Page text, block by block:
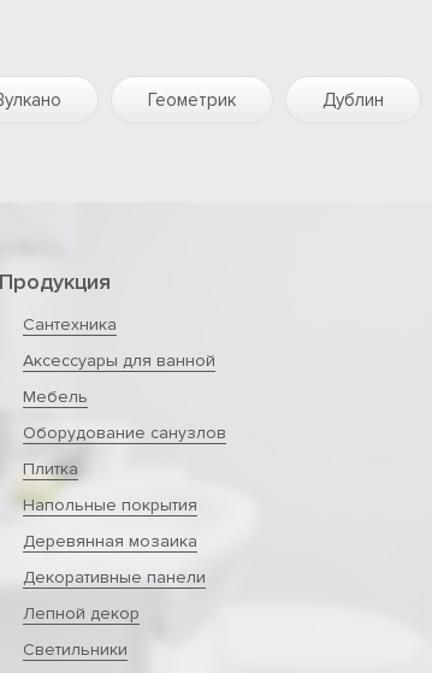
Геометрик Дублин
Продукция
Сантехника
Аксессуары для ванной
Мебель
Оборудование санузлов
Плитка
Напольные покрытия
Деревянная мозаика
Декоративные панели
Лепной декор
Светильники